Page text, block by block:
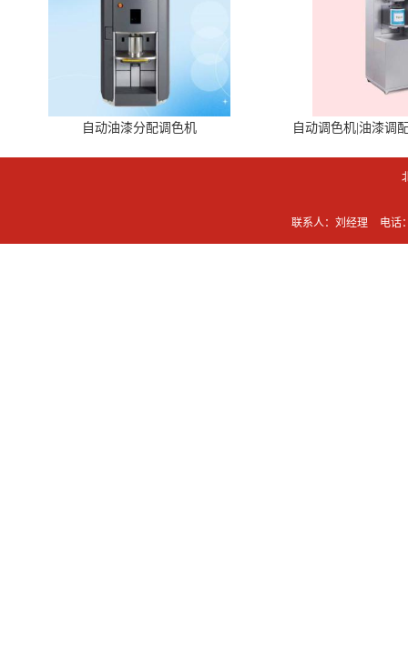
自动油漆分配调色机 自动调色机|油漆调
联系人：刘经理 电话